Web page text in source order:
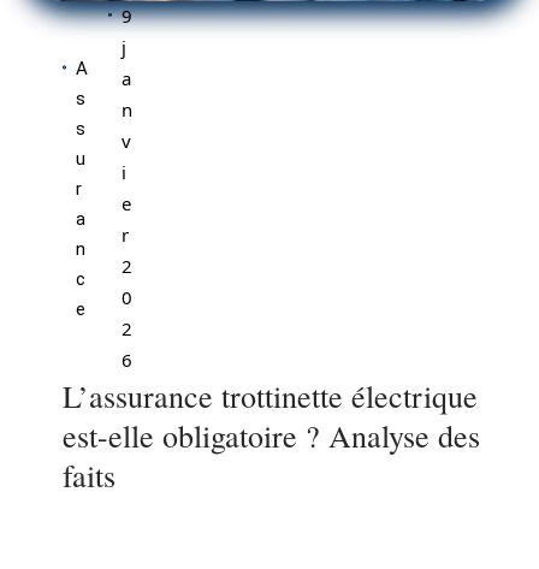
A
s
s
u
r
a
n
c
e
9
j
a
n
v
i
e
r
2
0
2
6
L’assurance trottinette électrique
est-elle obligatoire ? Analyse des
faits